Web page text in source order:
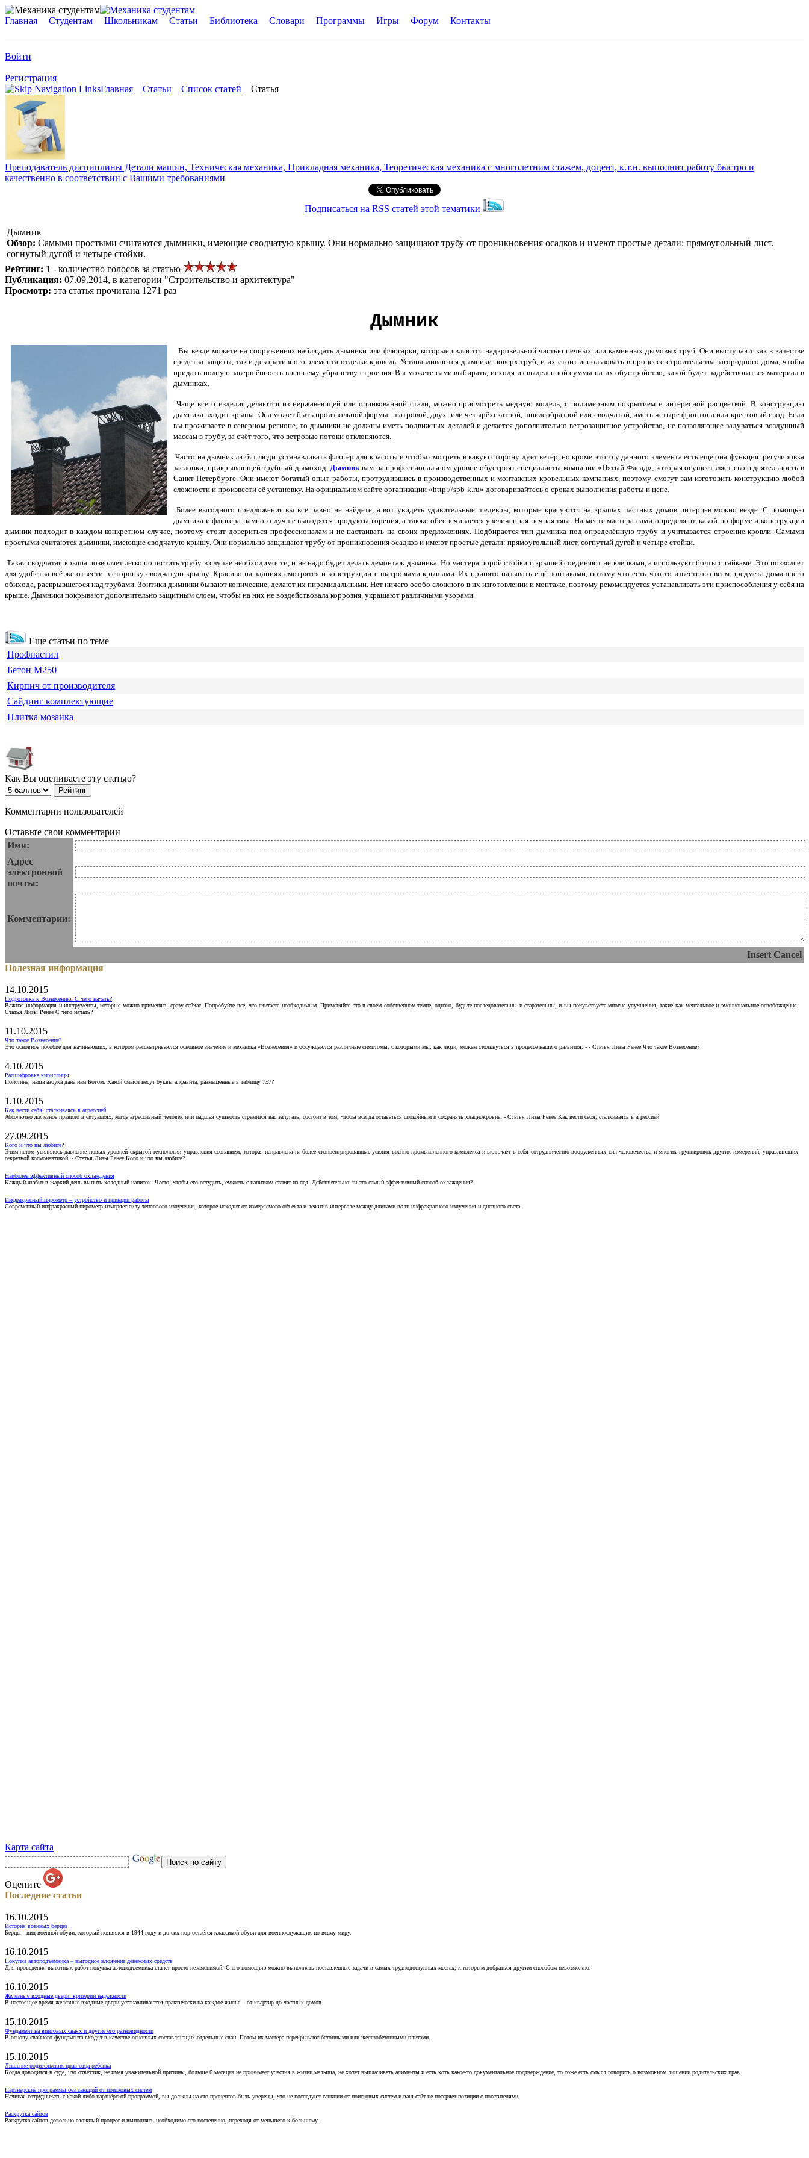
Главная Студентам Школьникам Статьи Библиотека Словари Программы Игры Форум Контакты
Войти
Регистрация
Главная
Статьи Список статей Статья
Преподаватель дисциплины Детали машин, Техническая механика, Прикладная механика, Теоретическая механика с многолетним стажем, доцент, к.т.н. выполнит работу быстро и
качественно в соответствии с Вашими требованиями
Подписаться на RSS статей этой тематики
Дымник
Обзор: Самыми простыми считаются дымники, имеющие сводчатую крышу. Они нормально защищают трубу от проникновения осадков и имеют простые детали: прямоугольный лист,
согнутый дугой и четыре стойки.
Рейтинг: 1 - количество голосов за статью
Публикация: 07.09.2014, в категории "Строительство и архитектура"
Просмотр: эта статья прочитана 1271 раз
Дымник
Вы везде можете на сооружениях наблюдать дымники или флюгарки, которые являются надкровельной частью печных или каминных дымовых труб. Они выступают как в качестве
средства защиты, так и декоративного элемента отделки кровель. Устанавливаются дымники поверх труб, и их стоит использовать в процессе строительства загородного дома, чтобы
придать полную завершённость внешнему убранству строения. Вы можете сами выбирать, исходя из выделенной суммы на их обустройство, какой будет задействоваться материал в
дымниках.
Чаще всего изделия делаются из нержавеющей или оцинкованной стали, можно присмотреть медную модель, с полимерным покрытием и интересной расцветкой. В конструкцию
дымника входит крыша. Она может быть произвольной формы: шатровой, двух- или четырёхскатной, шпилеобразной или сводчатой, иметь четыре фронтона или крестовый свод. Если
вы проживаете в северном регионе, то дымники не должны иметь подвижных деталей и делается дополнительно ветрозащитное устройство, не позволяющее задуваться воздушный
массам в трубу, за счёт того, что ветровые потоки отклоняются.
Часто на дымник любят люди устанавливать флюгер для красоты и чтобы смотреть в какую сторону дует ветер, но кроме этого у данного элемента есть ещё она функция: регулировка
заслонки, прикрывающей трубный дымоход.Дымниквам на профессиональном уровне обустроят специалисты компании «Пятый Фасад», которая осуществляет свою деятельность в
Санкт-Петербурге. Они имеют богатый опыт работы, протрудившись в производственных и монтажных кровельных компаниях, поэтому смогут вам изготовить конструкцию любой
сложности и произвести её установку. На официальном сайте организации «http://spb-k.ru» договаривайтесь о сроках выполнения работы и цене.
Более выгодного предложения вы всё равно не найдёте, а вот увидеть удивительные шедевры, которые красуются на крышах частных домов питерцев можно везде. С помощью
дымника и флюгера намного лучше выводятся продукты горения, а также обеспечивается увеличенная печная тяга. На месте мастера сами определяют, какой по форме и конструкции
дымник подходит в каждом конкретном случае, поэтому стоит довериться профессионалам и не настаивать на своих предложениях. Подбирается тип дымника под определённую трубу и учитывается строение кровли. Самыми
простыми считаются дымники, имеющие сводчатую крышу. Они нормально защищают трубу от проникновения осадков и имеют простые детали: прямоугольный лист, согнутый дугой и четыре стойки.
Такая сводчатая крыша позволяет легко почистить трубу в случае необходимости, и не надо будет делать демонтаж дымника. Но мастера порой стойки с крышей соединяют не клёпками, а используют болты с гайками. Это позволяет
для удобства всё же отвести в сторонку сводчатую крышу. Красиво на зданиях смотрятся и конструкции с шатровыми крышами. Их принято называть ещё зонтиками, потому что есть что-то известного всем предмета домашнего
обихода, раскрывшегося над трубами. Зонтики дымники бывают конические, делают их пирамидальными. Нет ничего особо сложного в их изготовлении и монтаже, поэтому рекомендуется устанавливать эти приспособления у себя на
крыше. Дымники покрывают дополнительно защитным слоем, чтобы на них не воздействовала коррозия, украшают различными узорами.
Еще статьи по теме
Профнастил
Бетон М250
Кирпич от производителя
Сайдинг комплектующие
Плитка мозаика
Как Вы оцениваете эту статью?
Комментарии пользователей
Оставьте свои комментарии
Имя:
Адрес
электронной
почты:
Комментарии:
Insert Cancel
Полезная информация
14.10.2015
Подготовка к Вознесению. С чего начать?
Важная информация и инструменты, которые можно применять сразу сейчас! Попробуйте все, что считаете необходимым. Применяйте это в своем собственном темпе, однако, будьте последовательны и старательны, и вы почувствуете многие улучшения, такие как ментальное и эмоциональное освобождение.
Статья Лизы Ренее С чего начать?
11.10.2015
Что такое Вознесение?
Это основное пособие для начинающих, в котором рассматриваются основное значение и механика «Вознесения» и обсуждаются различные симптомы, с которыми мы, как люди, можем столкнуться в процессе нашего развития. - - Статья Лизы Ренее Что такое Вознесение?
4.10.2015
Расшифровка кириллицы
Поистине, наша азбука дана нам Богом. Какой смысл несут буквы алфавита, размещенные в таблицу 7х7?
1.10.2015
Как вести себя, сталкиваясь в агрессией
Абсолютно железное правило в ситуациях, когда агрессивный человек или падшая сущность стремится вас запугать, состоит в том, чтобы всегда оставаться спокойным и сохранять хладнокровие. - Статья Лизы Ренее Как вести себя, сталкиваясь в агрессией
27.09.2015
Кого и что вы любите?
Этим летом усилилось давление новых уровней скрытой технологии управления сознанием, которая направлена на более сконцентрированные усилия военно-промышленного комплекса и включает в себя сотрудничество вооруженных сил человечества и многих группировок других измерений, управляющих
секретной космонавтикой. - Статья Лизы Ренее Кого и что вы любите?
Наиболее эффективный способ охлаждения
Каждый любит в жаркий день выпить холодный напиток. Часто, чтобы его остудить, емкость с напитком ставят на лед. Действительно ли это самый эффективный способ охлаждения?
Инфракрасный пирометр – устройство и принцип работы
Современный инфракрасный пирометр измеряет силу теплового излучения, которое исходит от измеряемого объекта и лежит в интервале между длинами волн инфракрасного излучения и дневного света.
Карта сайта
Оцените
Последние статьи
16.10.2015
История военных берцев
Берцы - вид военной обуви, который появился в 1944 году и до сих пор остаётся классикой обуви для военнослужащих по всему миру.
16.10.2015
Покупка автоподъемника – выгодное вложение денежных средств
Для проведения высотных работ покупка автоподъемника станет просто незаменимой. С его помощью можно выполнять поставленные задачи в самых труднодоступных местах, к которым добраться другим способом невозможно.
16.10.2015
Железные входные двери: критерии надежности
В настоящее время железные входные двери устанавливаются практически на каждое жилье – от квартир до частных домов.
15.10.2015
Фундамент на винтовых сваях и другие его разновидности
В основу свайного фундамента входят в качестве основных составляющих отдельные сваи. Потом их мастера перекрывают бетонными или железобетонными плитами.
15.10.2015
Лишение родительских прав отца ребенка
Когда доводится в суде, что ответчик, не имея уважительной причины, больше 6 месяцев не принимает участия в жизни малыша, не хочет выплачивать алименты и есть хоть какое-то документальное подтверждение, то тоже есть смысл говорить о возможном лишении родительских прав.
Партнёрские программы без санкций от поисковых систем
Начиная сотрудничать с какой-либо партнёрской программой, вы должны на сто процентов быть уверены, что не последуют санкции от поисковых систем и ваш сайт не потеряет позиции с посетителями.
Раскрутка сайтов
Раскрутка сайтов довольно сложный процесс и выполнять необходимо его постепенно, переходя от меньшего к большему.